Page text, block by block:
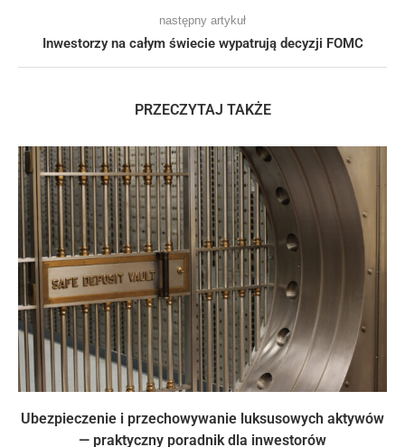
następny artykuł
Inwestorzy na całym świecie wypatrują decyzji FOMC
PRZECZYTAJ TAKŻE
Ubezpieczenie i przechowywanie luksusowych aktywów
— praktyczny poradnik dla inwestorów